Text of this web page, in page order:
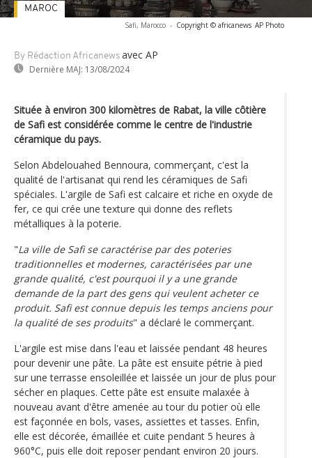
Safi, Marocco - Copyright © africanews AP Photo
By Rédaction Africanews avec AP
Dernière MAJ: 13/08/2024
MAROC
Située à environ 300 kilomètres de Rabat, la ville côtière
de Safi est considérée comme le centre de l'industrie
céramique du pays.
Selon Abdelouahed Bennoura, commerçant, c'est la
qualité de l'artisanat qui rend les céramiques de Safi
spéciales. L'argile de Safi est calcaire et riche en oxyde de
fer, ce qui crée une texture qui donne des reflets
métalliques à la poterie.
"La ville de Safi se caractérise par des poteries
traditionnelles et modernes, caractérisées par une
grande qualité, c'est pourquoi il y a une grande
demande de la part des gens qui veulent acheter ce
produit. Safi est connue depuis les temps anciens pour
la qualité de ses produits" a déclaré le commerçant.
L'argile est mise dans l'eau et laissée pendant 48 heures
pour devenir une pâte. La pâte est ensuite pétrie à pied
sur une terrasse ensoleillée et laissée un jour de plus pour
sécher en plaques. Cette pâte est ensuite malaxée à
nouveau avant d'être amenée au tour du potier où elle
est façonnée en bols, vases, assiettes et tasses. Enfin,
elle est décorée, émaillée et cuite pendant 5 heures à
960°C, puis elle doit reposer pendant environ 20 jours.